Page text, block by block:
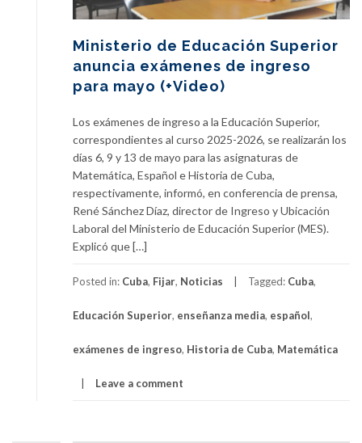
Ministerio de Educación Superior
anuncia exámenes de ingreso
para mayo (+Video)
Los exámenes de ingreso a la Educación Superior,
correspondientes al curso 2025-2026, se realizarán los
días 6, 9 y 13 de mayo para las asignaturas de
Matemática, Español e Historia de Cuba,
respectivamente, informó, en conferencia de prensa,
René Sánchez Díaz, director de Ingreso y Ubicación
Laboral del Ministerio de Educación Superior (MES).
Explicó que […]
Posted in: Cuba, Fijar, Noticias Tagged: Cuba,
Educación Superior, enseñanza media, español,
exámenes de ingreso, Historia de Cuba, Matemática
Leave a comment